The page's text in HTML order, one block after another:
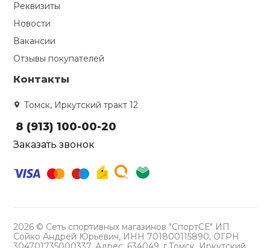
Реквизиты
Новости
Вакансии
Отзывы покупателей
Контакты
Томск, Иркутский тракт 12
8 (913) 100-00-20
Заказать звонок
2026 © Сеть спортивных магазинов "СпортСЕ" ИП
Сойко Андрей Юрьевич, ИНН 701800115890, ОГРН